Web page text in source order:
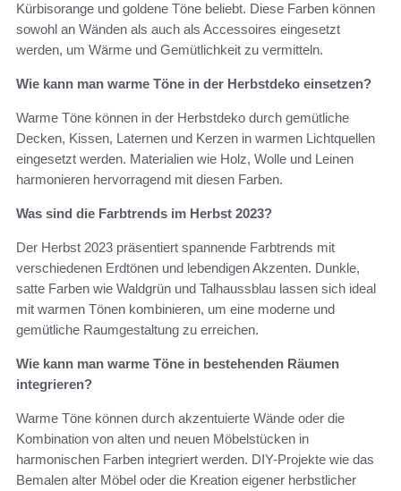
Kürbisorange und goldene Töne beliebt. Diese Farben können
sowohl an Wänden als auch als Accessoires eingesetzt
werden, um Wärme und Gemütlichkeit zu vermitteln.
Wie kann man warme Töne in der Herbstdeko einsetzen?
Warme Töne können in der Herbstdeko durch gemütliche
Decken, Kissen, Laternen und Kerzen in warmen Lichtquellen
eingesetzt werden. Materialien wie Holz, Wolle und Leinen
harmonieren hervorragend mit diesen Farben.
Was sind die Farbtrends im Herbst 2023?
Der Herbst 2023 präsentiert spannende Farbtrends mit
verschiedenen Erdtönen und lebendigen Akzenten. Dunkle,
satte Farben wie Waldgrün und Talhaussblau lassen sich ideal
mit warmen Tönen kombinieren, um eine moderne und
gemütliche Raumgestaltung zu erreichen.
Wie kann man warme Töne in bestehenden Räumen
integrieren?
Warme Töne können durch akzentuierte Wände oder die
Kombination von alten und neuen Möbelstücken in
harmonischen Farben integriert werden. DIY-Projekte wie das
Bemalen alter Möbel oder die Kreation eigener herbstlicher